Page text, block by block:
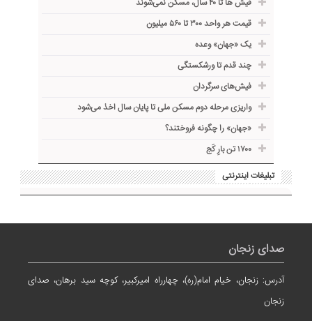
فیش ها تا ۴۰ سال، مسکن نمی‌شوند
قیمت هر واحد ۳۰۰ تا ۵۶۰ میلیون
یک «جهان» وعده
چند قدم تا ورشکستگی
فیش‌های سرگردان
واریزی مرحله دوم مسکن ملی تا پایان سال اخذ می‌شود
«جهان» را چگونه فروختند؟
۱۷۰۰ تن بارِ کَج
تبلیغات اینترنتی
صدای زنجان
آدرس: زنجان، خیام امام(ره)، چهارراه امیرکبیر، کوچه سید برهان، صدای
زنجان